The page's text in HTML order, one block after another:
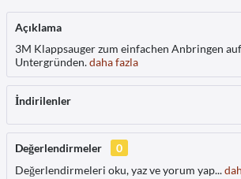
Açıklama
3M Klappsauger zum einfachen Anbringen
Untergründen.daha fazla
İndirilenler
Değerlendirmeler
0
Değerlendirmeleri oku, yaz ve yorum yap...